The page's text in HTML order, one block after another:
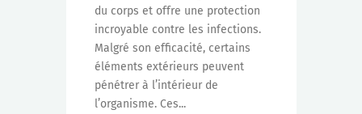
du corps et offre une protection
incroyable contre les infections.
Malgré son efficacité, certains
éléments extérieurs peuvent
pénétrer à l’intérieur de
l’organisme. Ces...